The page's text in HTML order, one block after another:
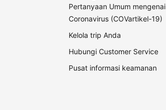
Pertanyaan Umum mengenai
Coronavirus (COVartikel-19)
Kelola trip Anda
Hubungi Customer Service
Pusat informasi keamanan